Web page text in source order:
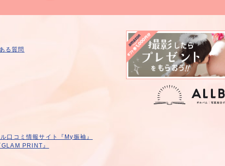
る質問
口コミ情報サイト『My振袖』
PRINT』